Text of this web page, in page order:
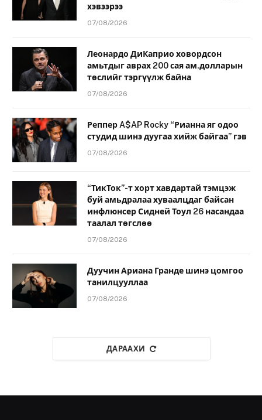
хэвээрээ
07/08/2026
Леонардо ДиКаприо ховордсон
амьтдыг аврах 200 сая ам.долларын
төслийг тэргүүлж байна
07/08/2026
Реппер A$AP Rocky “Рианна яг одоо
студид шинэ дуугаа хийж байгаа” гэв
07/08/2026
“ТикТок”-т хорт хавдартай тэмцэж
буй амьдралаа хуваалцдаг байсан
инфлюнсер Сидней Тоул 26 насандаа
таалал төгслөө
07/08/2026
Дуучин Ариана Гранде шинэ цомгоо
танилцууллаа
07/08/2026
ДАРААХИ